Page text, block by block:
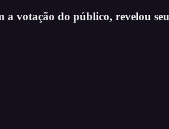
a votação do público, revelou